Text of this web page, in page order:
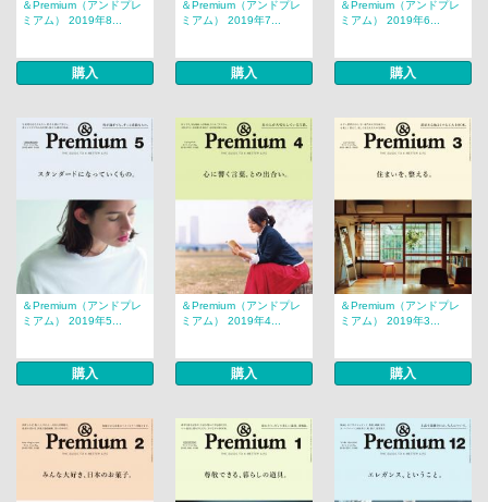
＆Premium（アンドプレ
ミアム） 2019年8...
購入
＆Premium（アンドプレ
ミアム） 2019年7...
購入
＆Premium（アンドプレ
ミアム） 2019年6...
購入
＆Premium（アンドプレ
ミアム） 2019年5...
購入
＆Premium（アンドプレ
ミアム） 2019年4...
購入
＆Premium（アンドプレ
ミアム） 2019年3...
購入